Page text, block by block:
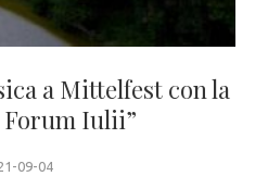
a Mittelfest con la
Iulii”
09-04